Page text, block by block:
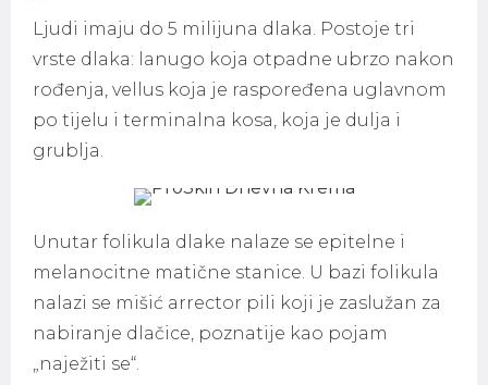
Ljudi imaju do 5 milijuna dlaka. Postoje tri
vrste dlaka: lanugo koja otpadne ubrzo nakon
rođenja, vellus koja je raspoređena uglavnom
po tijelu i terminalna kosa, koja je dulja i
grublja.
Unutar folikula dlake nalaze se epitelne i
melanocitne matične stanice. U bazi folikula
nalazi se mišić arrector pili koji je zaslužan za
nabiranje dlačice, poznatije kao pojam
„naježiti se“.